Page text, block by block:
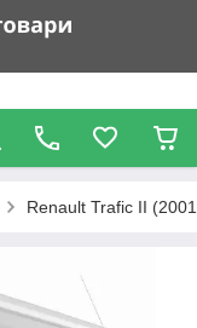
Renault Trafic II